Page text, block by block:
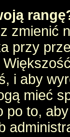
zmienić
przy
i aby
mieć
po to,